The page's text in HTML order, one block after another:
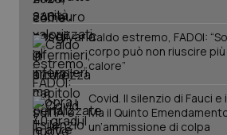
Caldo estremo, FADOI:
corpo può non riuscire
calore”
Covid. Il silenzio di Fauci
Ma il Quinto
un’ammissione di colpa
PHPSESSID